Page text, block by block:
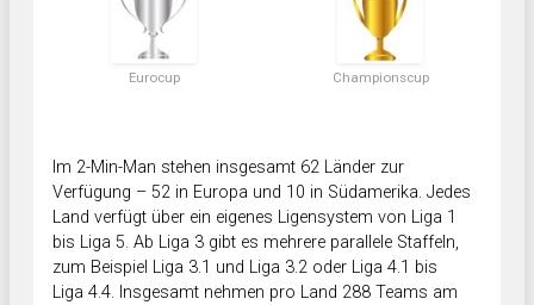
Eurocup Championscup
Im 2-Min-Man stehen insgesamt 62 Länder zur
Verfügung – 52 in Europa und 10 in Südamerika. Jedes
Land verfügt über ein eigenes Ligensystem von Liga 1
bis Liga 5. Ab Liga 3 gibt es mehrere parallele Staffeln,
zum Beispiel Liga 3.1 und Liga 3.2 oder Liga 4.1 bis
Liga 4.4. Insgesamt nehmen pro Land 288 Teams am